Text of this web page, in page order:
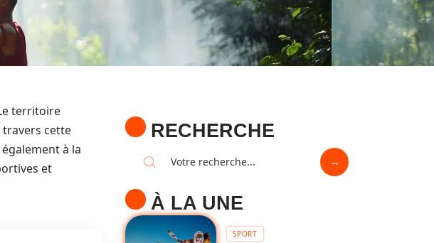
territoire
travers cette
à la
et
RECHERCHE
À LA UNE
SPORT